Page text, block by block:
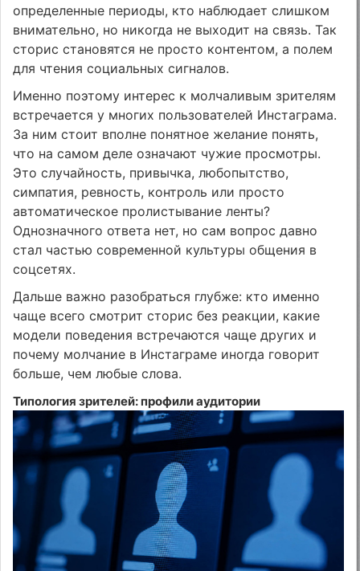
определенные периоды, кто наблюдает слишком
внимательно, но никогда не выходит на связь. Так
сторис становятся не просто контентом, а полем
для чтения социальных сигналов.
Именно поэтому интерес к молчаливым зрителям
встречается у многих пользователей Инстаграма.
За ним стоит вполне понятное желание понять,
что на самом деле означают чужие просмотры.
Это случайность, привычка, любопытство,
симпатия, ревность, контроль или просто
автоматическое пролистывание ленты?
Однозначного ответа нет, но сам вопрос давно
стал частью современной культуры общения в
соцсетях.
Дальше важно разобраться глубже: кто именно
чаще всего смотрит сторис без реакции, какие
модели поведения встречаются чаще других и
почему молчание в Инстаграме иногда говорит
больше, чем любые слова.
Типология зрителей: профили аудитории